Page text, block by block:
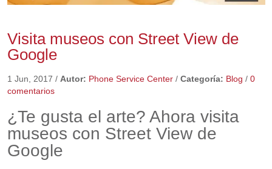
Visita museos con Street View de
Google
1 Jun, 2017 / Autor: Phone Service Center/ Categoría: Blog / 0
comentarios
¿Te gusta el arte? Ahora visita
museos con Street View de
Google